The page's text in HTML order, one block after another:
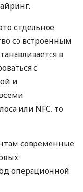
отдельное
со встроенным
в
с
и
или NFC, то
современные
операционной